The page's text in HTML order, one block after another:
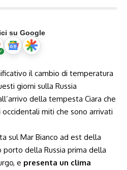
su Google
il cambio di temperatura
giorni sulla Russia
della tempesta Ciara che
miti che sono arrivati
sul Mar Bianco ad est della
porto della Russia prima della
e presenta un clima